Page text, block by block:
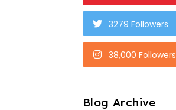
3279 Followers
38,000 Followers
Blog Archive